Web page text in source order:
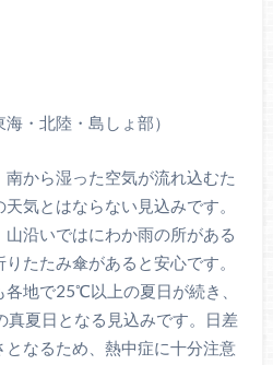
海・北陸・島しょ部）
から湿った空気が流れ込むた
気とはならない見込みです。
沿いではにわか雨の所がある
たたみ傘があると安心です。
地で25℃以上の夏日が続き、
夏日となる見込みです。日差
となるため、熱中症に十分注意